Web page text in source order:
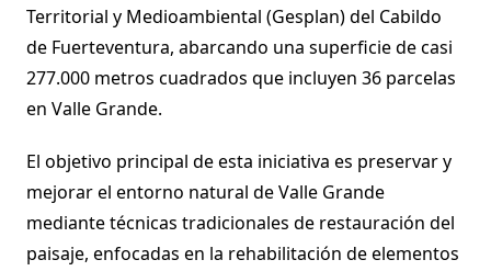
Territorial y Medioambiental (Gesplan) del Cabildo
de Fuerteventura, abarcando una superficie de casi
277.000 metros cuadrados que incluyen 36 parcelas
en Valle Grande.
El objetivo principal de esta iniciativa es preservar y
mejorar el entorno natural de Valle Grande
mediante técnicas tradicionales de restauración del
paisaje, enfocadas en la rehabilitación de elementos